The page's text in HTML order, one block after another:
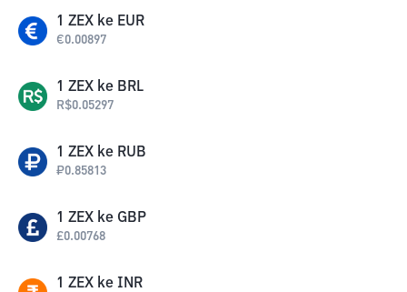
1 ZEX ke EUR
€0.00897
1 ZEX ke BRL
R$0.05297
1 ZEX ke RUB
₽0.85813
1 ZEX ke GBP
£0.00768
1 ZEX ke INR